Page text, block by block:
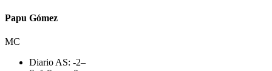
Papu Gómez
MC
Diario AS: -2–